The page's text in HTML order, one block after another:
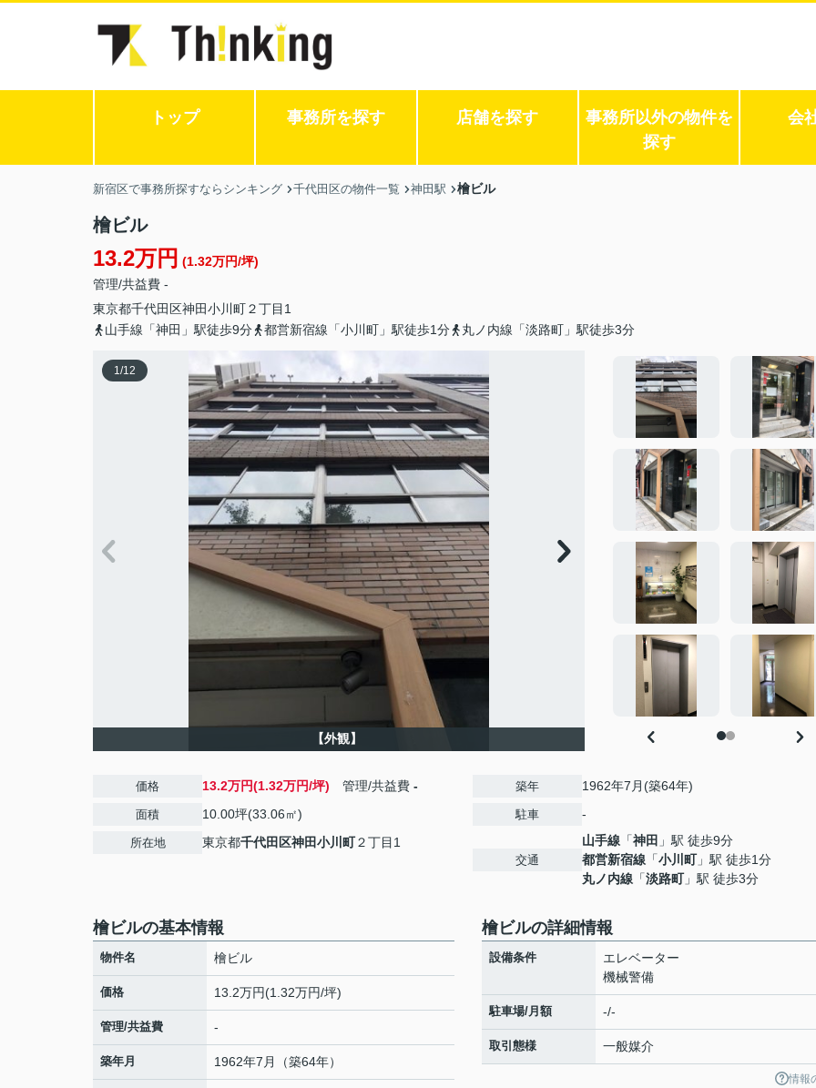
トップ 事務所を探す 店舗を探す
事務所以外の物件を
探す
会
新宿区で事務所探すならシンキング 千代田区の物件一覧 神田駅 檜ビル
檜ビル
13.2万円 (1.32万円/坪)
管理/共益費 -
東京都千代田区神田小川町２丁目1
山手線「神田」駅徒歩9分
都営新宿線「小川町」駅徒歩1分 丸ノ内線「淡路町」駅徒歩3分
1/12
【外観】
価格 13.2万円(1.32万円/坪) 管理/共益費 -
面積 10.00坪(33.06㎡)
所在地 東京都千代田区神田小川町２丁目1
築年 1962年7月(築64年)
駐車 -
交通
山手線 「神田 」駅 徒歩9分
都営新宿線 「小川町」駅 徒歩1分
丸ノ内線 「淡路町」駅 徒歩3分
檜ビルの基本情報
物件名 檜ビル
価格 13.2万円(1.32万円/坪)
管理/共益費 -
築年月 1962年7月（築64年）
檜ビルの詳細情報
設備条件
エレベーター
機械警備
駐車場/月額 -/-
取引態様 一般媒介
情報